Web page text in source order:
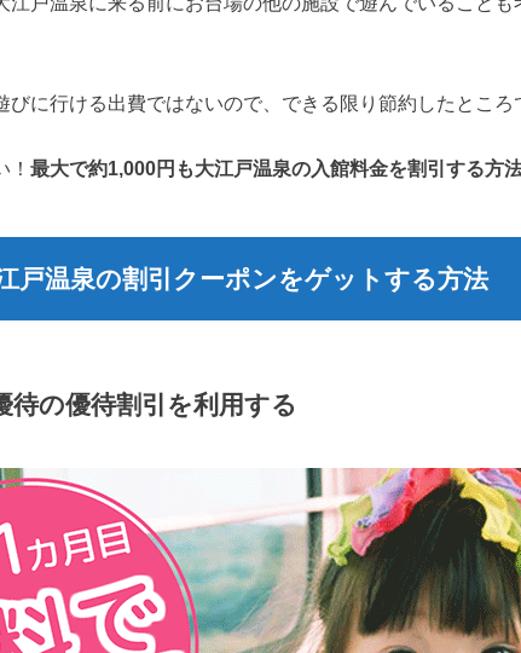
びに行ける出費ではないので、できる限り節約したところ
最大で約1,000円も大江戸温泉の入館料金を割引する方
戸温泉の割引クーポンをゲットする方法
待の優待割引を利用する